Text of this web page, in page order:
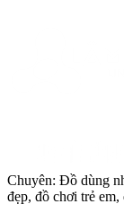
Chuyên: Đồ dùng
đẹp, đồ chơi trẻ